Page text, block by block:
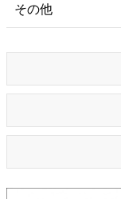
その他